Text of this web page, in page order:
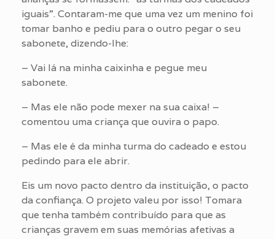
iguais”. Contaram-me que uma vez um menino foi
tomar banho e pediu para o outro pegar o seu
sabonete, dizendo-lhe:
– Vai lá na minha caixinha e pegue meu
sabonete.
– Mas ele não pode mexer na sua caixa! –
comentou uma criança que ouvira o papo.
– Mas ele é da minha turma do cadeado e estou
pedindo para ele abrir.
Eis um novo pacto dentro da instituição, o pacto
da confiança. O projeto valeu por isso! Tomara
que tenha também contribuído para que as
crianças gravem em suas memórias afetivas a